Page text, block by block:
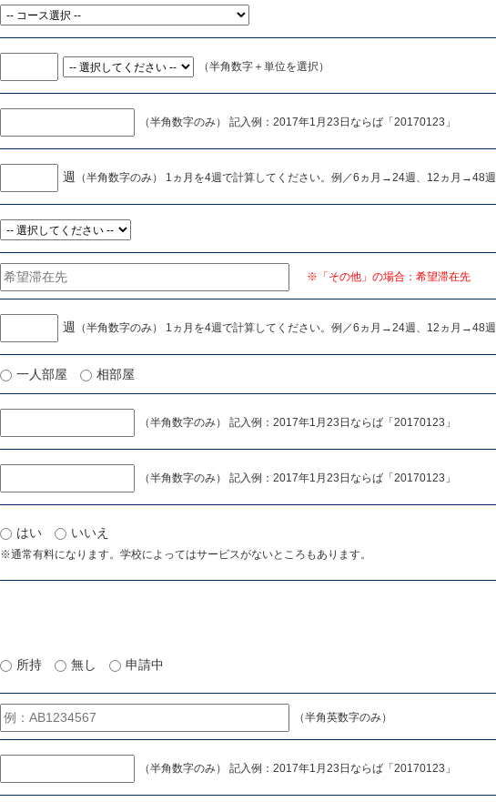
（半角数字＋単位を選択）
（半角数字のみ） 記入例：2017年1月23日ならば「20170123」
週 （半角数字のみ） 1ヵ月を4週で計算してください。例／6ヵ月→24週、12ヵ月→48週
※「その他」の場合：希望滞在先
週 （半角数字のみ） 1ヵ月を4週で計算してください。例／6ヵ月→24週、12ヵ月→48週
一人部屋 相部屋
（半角数字のみ） 記入例：2017年1月23日ならば「20170123」
（半角数字のみ） 記入例：2017年1月23日ならば「20170123」
はい いいえ
※通常有料になります。学校によってはサービスがないところもあります。
所持 無し 申請中
（半角英数字のみ）
（半角数字のみ） 記入例：2017年1月23日ならば「20170123」